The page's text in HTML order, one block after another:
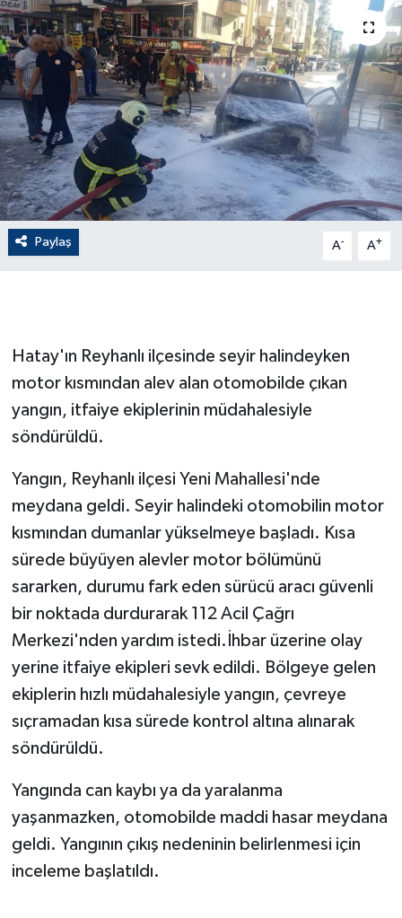
Paylaş A- A+
Hatay'ın Reyhanlı ilçesinde seyir halindeyken
motor kısmından alev alan otomobilde çıkan
yangın, itfaiye ekiplerinin müdahalesiyle
söndürüldü.
Yangın, Reyhanlı ilçesi Yeni Mahallesi'nde
meydana geldi. Seyir halindeki otomobilin motor
kısmından dumanlar yükselmeye başladı. Kısa
sürede büyüyen alevler motor bölümünü
sararken, durumu fark eden sürücü aracı güvenli
bir noktada durdurarak 112 Acil Çağrı
Merkezi'nden yardım istedi.İhbar üzerine olay
yerine itfaiye ekipleri sevk edildi. Bölgeye gelen
ekiplerin hızlı müdahalesiyle yangın, çevreye
sıçramadan kısa sürede kontrol altına alınarak
söndürüldü.
Yangında can kaybı ya da yaralanma
yaşanmazken, otomobilde maddi hasar meydana
geldi. Yangının çıkış nedeninin belirlenmesi için
inceleme başlatıldı.
Dış Haberler
Dünya
EĞİTİM
EKONOMİ
English News
Finans
GENEL
GÜNDEM
Güvenlik
İNSAN
İş Dünyası
Jandarma
Kadın
KÜLTÜR SANAT
MAGAZİN
Otomobil